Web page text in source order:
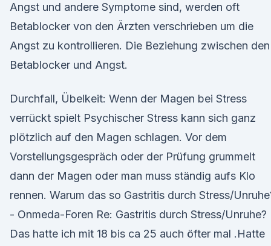
Angst und andere Symptome sind, werden oft
Betablocker von den Ärzten verschrieben um die
Angst zu kontrollieren. Die Beziehung zwischen den
Betablocker und Angst.
Durchfall, Übelkeit: Wenn der Magen bei Stress
verrückt spielt Psychischer Stress kann sich ganz
plötzlich auf den Magen schlagen. Vor dem
Vorstellungsgespräch oder der Prüfung grummelt
dann der Magen oder man muss ständig aufs Klo
rennen. Warum das so Gastritis durch Stress/
- Onmeda-Foren Re: Gastritis durch Stress/Unruhe?
Das hatte ich mit 18 bis ca 25 auch öfter mal .Hatte